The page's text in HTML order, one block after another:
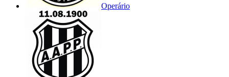
Operário